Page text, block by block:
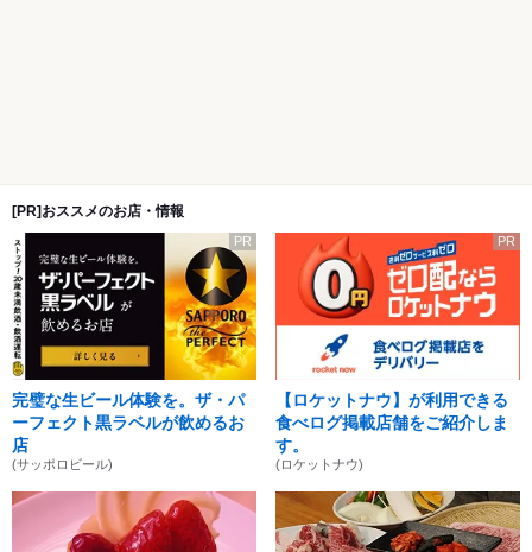
[PR]おススメのお店・情報
PR
完璧な生ビール体験を。ザ・パ
ーフェクト黒ラベルが飲めるお
店
(サッポロビール)
PR
【ロケットナウ】が利用できる
食べログ掲載店舗をご紹介しま
す。
(ロケットナウ)